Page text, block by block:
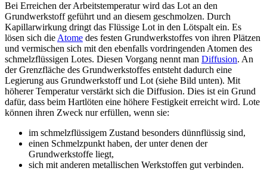
Bei Erreichen der Arbeitstemperatur wird das Lot an den
Grundwerkstoff geführt und an diesem geschmolzen. Durch
Kapillarwirkung dringt das Flüssige Lot in den Lötspalt ein. Es
lösen sich die Atome des festen Grundwerkstoffes von ihren Plätzen
und vermischen sich mit den ebenfalls vordringenden Atomen des
schmelzflüssigen Lotes. Diesen Vorgang nennt man Diffusion. An
der Grenzfläche des Grundwerkstoffes entsteht dadurch eine
Legierung aus Grundwerkstoff und Lot (siehe Bild unten). Mit
höherer Temperatur verstärkt sich die Diffusion. Dies ist ein Grund
dafür, dass beim Hartlöten eine höhere Festigkeit erreicht wird. Lote
können ihren Zweck nur erfüllen, wenn sie:
im schmelzflüssigem Zustand besonders dünnflüssig sind,
einen Schmelzpunkt haben, der unter denen der
Grundwerkstoffe liegt,
sich mit anderen metallischen Werkstoffen gut verbinden.